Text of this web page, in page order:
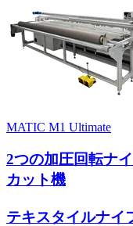
MATIC M1 Ultimate
2つの加圧回転ナ
カット機
テキスタイルナイ